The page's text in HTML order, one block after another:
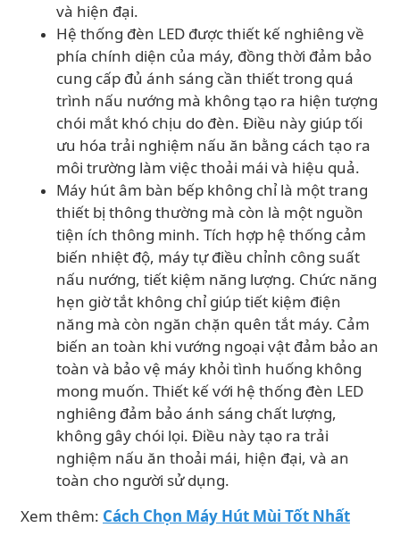
và hiện đại.
Hệ thống đèn LED được thiết kế nghiêng về
phía chính diện của máy, đồng thời đảm bảo
cung cấp đủ ánh sáng cần thiết trong quá
trình nấu nướng mà không tạo ra hiện tượng
chói mắt khó chịu do đèn. Điều này giúp tối
ưu hóa trải nghiệm nấu ăn bằng cách tạo ra
môi trường làm việc thoải mái và hiệu quả.
Máy hút âm bàn bếp không chỉ là một trang
thiết bị thông thường mà còn là một nguồn
tiện ích thông minh. Tích hợp hệ thống cảm
biến nhiệt độ, máy tự điều chỉnh công suất
nấu nướng, tiết kiệm năng lượng. Chức năng
hẹn giờ tắt không chỉ giúp tiết kiệm điện
năng mà còn ngăn chặn quên tắt máy. Cảm
biến an toàn khi vướng ngoại vật đảm bảo an
toàn và bảo vệ máy khỏi tình huống không
mong muốn. Thiết kế với hệ thống đèn LED
nghiêng đảm bảo ánh sáng chất lượng,
không gây chói lọi. Điều này tạo ra trải
nghiệm nấu ăn thoải mái, hiện đại, và an
toàn cho người sử dụng.
Xem thêm: Cách Chọn Máy Hút Mùi Tốt Nhất